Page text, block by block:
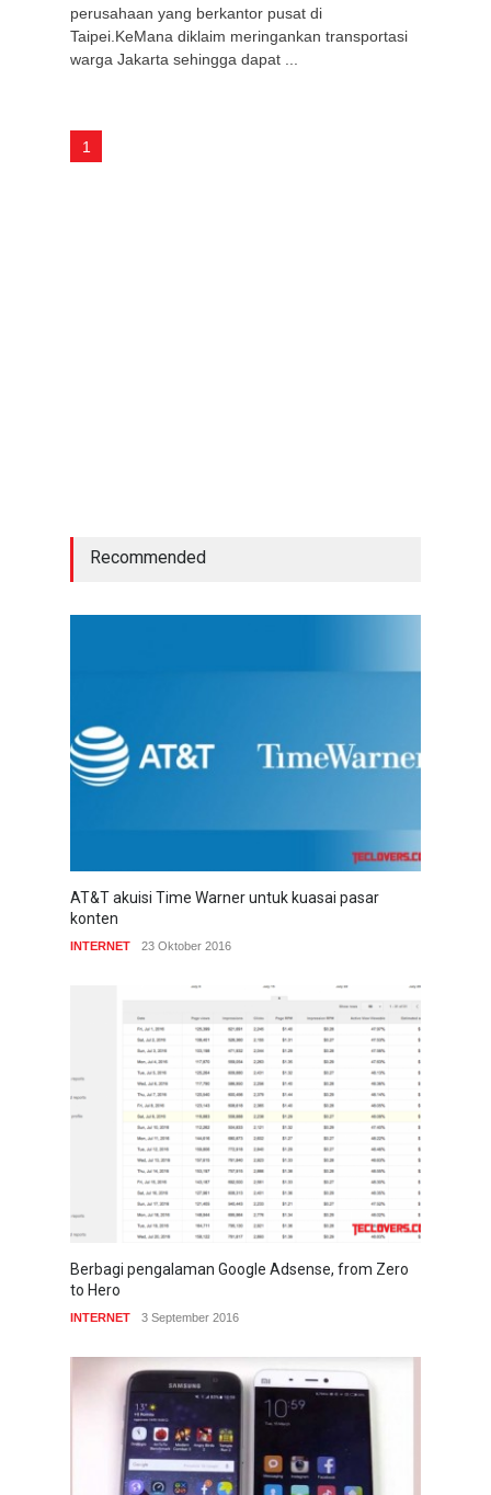
perusahaan yang berkantor pusat di
Taipei.KeMana diklaim meringankan transportasi
warga Jakarta sehingga dapat ...
1
Recommended
AT&T akuisi Time Warner untuk kuasai pasar
konten
INTERNET 23 Oktober 2016
Berbagi pengalaman Google Adsense, from Zero
to Hero
INTERNET 3 September 2016